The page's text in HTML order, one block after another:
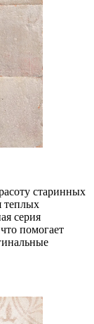
старинных
теплых
серия
помогает